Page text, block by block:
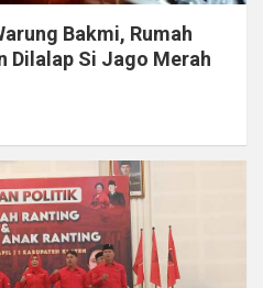
Bakmi, Rumah
Dilalap Si Jago Merah